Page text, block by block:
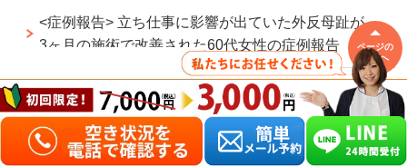
<症例報告> 立ち仕事に影響が出ていた外反母趾が
3ヶ月の施術で改善された60代女性の症例報告
<症例報告>仕事に支障が出るほどの手のしびれが3
ヶ月の施術で改善された40代男性の症例報告
<症例報告>立っているのも辛いめまいが3ヶ月の施
ページの
先頭へ